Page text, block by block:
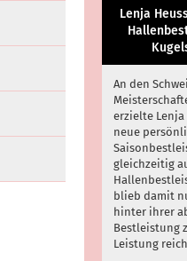
Lenja
An den
erzielte Lenja
neue
gleichzeitig
blieb damit
hinter ihrer
Bestleistung
Leistung